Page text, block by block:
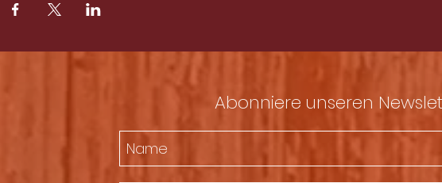
Celtic Folk‘n‘Beat.
*Val Gregor –
0179/1094037 | 034783/
www.aberlours.de
Abonniere unseren